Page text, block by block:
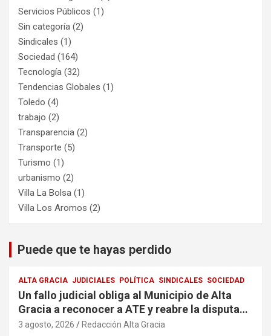
Servicios Públicos (1)
Sin categoría (2)
Sindicales (1)
Sociedad (164)
Tecnología (32)
Tendencias Globales (1)
Toledo (4)
trabajo (2)
Transparencia (2)
Transporte (5)
Turismo (1)
urbanismo (2)
Villa La Bolsa (1)
Villa Los Aromos (2)
Puede que te hayas perdido
ALTA GRACIA JUDICIALES POLÍTICA SINDICALES SOCIEDAD
Un fallo judicial obliga al Municipio de Alta
Gracia a reconocer a ATE y reabre la disputa
por la representación sindical
3 agosto, 2026 Redacción Alta Gracia